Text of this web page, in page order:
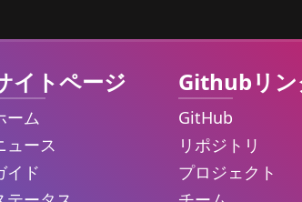
イトページ
ーム
ュース
イド
Githubリン
GitHub
リポジトリ
プロジェクト